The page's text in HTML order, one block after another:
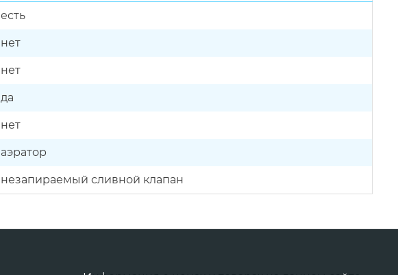
есть
нет
нет
да
нет
аэратор
незапираемый сливной клапан